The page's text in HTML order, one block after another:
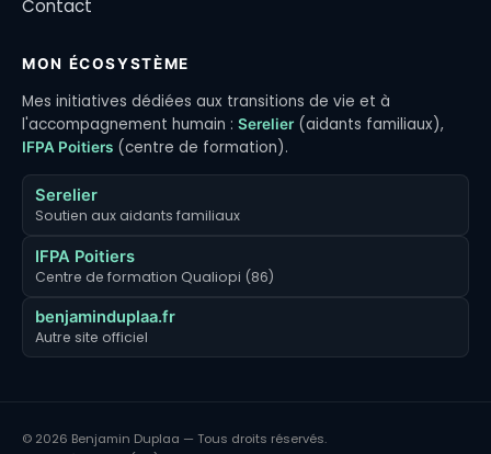
Contact
MON ÉCOSYSTÈME
Mes initiatives dédiées aux transitions de vie et à
l'accompagnement humain : Serelier (aidants familiaux),
IFPA Poitiers (centre de formation).
Serelier
Soutien aux aidants familiaux
IFPA Poitiers
Centre de formation Qualiopi (86)
benjaminduplaa.fr
Autre site officiel
© 2026 Benjamin Duplaa — Tous droits réservés.